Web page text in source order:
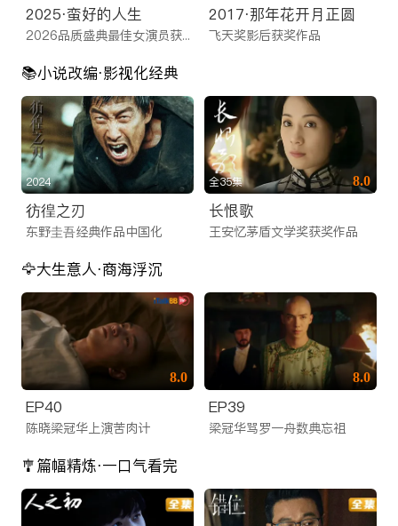
2025·蛮好的人生
2026品质盛典最佳女演员获奖之作
2017·那年花开月正圆
飞天奖影后获奖作品
📚️小说改编·影视化经典
2024
彷徨之刃
东野圭吾经典作品中国化
全35集 8.0
长恨歌
王安忆茅盾文学奖获奖作品
🦅大生意人·商海浮沉
8.0
EP40
陈晓梁冠华上演苦肉计
8.0
EP39
梁冠华骂罗一舟数典忘祖
🎐篇幅精炼·一口气看完